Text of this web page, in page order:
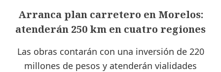
Arranca plan carretero en Morelos:
atenderán 250 km en cuatro regiones
Las obras contarán con una inversión de 220
millones de pesos y atenderán vialidades